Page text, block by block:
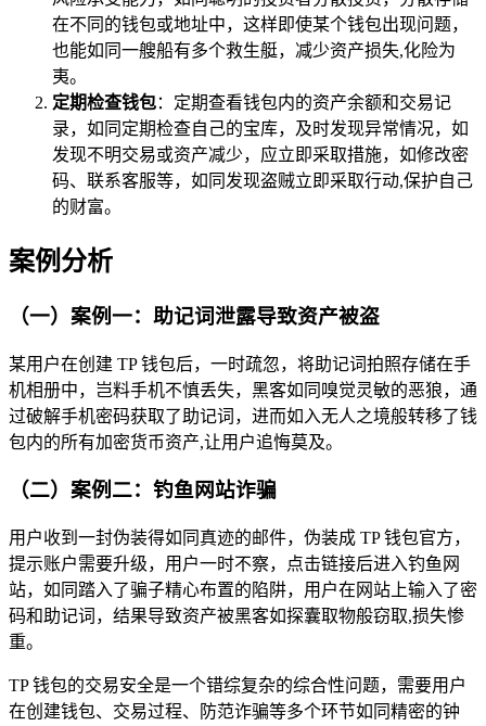
在不同的钱包或地址中，这样即使某个钱包出现问题，
也能如同一艘船有多个救生艇，减少资产损失,化险为
夷。
定期检查钱包：定期查看钱包内的资产余额和交易记
录，如同定期检查自己的宝库，及时发现异常情况，如
发现不明交易或资产减少，应立即采取措施，如修改密
码、联系客服等，如同发现盗贼立即采取行动,保护自己
的财富。
案例分析
（一）案例一：助记词泄露导致资产被盗
某用户在创建 TP 钱包后，一时疏忽，将助记词拍照存储在手
机相册中，岂料手机不慎丢失，黑客如同嗅觉灵敏的恶狼，通
过破解手机密码获取了助记词，进而如入无人之境般转移了钱
包内的所有加密货币资产,让用户追悔莫及。
（二）案例二：钓鱼网站诈骗
用户收到一封伪装得如同真迹的邮件，伪装成 TP 钱包官方，
提示账户需要升级，用户一时不察，点击链接后进入钓鱼网
站，如同踏入了骗子精心布置的陷阱，用户在网站上输入了密
码和助记词，结果导致资产被黑客如探囊取物般窃取,损失惨
重。
TP 钱包的交易安全是一个错综复杂的综合性问题，需要用户
在创建钱包、交易过程、防范诈骗等多个环节如同精密的钟